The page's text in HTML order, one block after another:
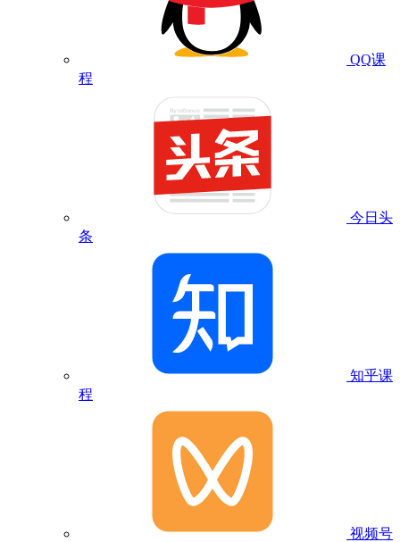
QQ课
程
今日头
条
知乎课
程
视频号